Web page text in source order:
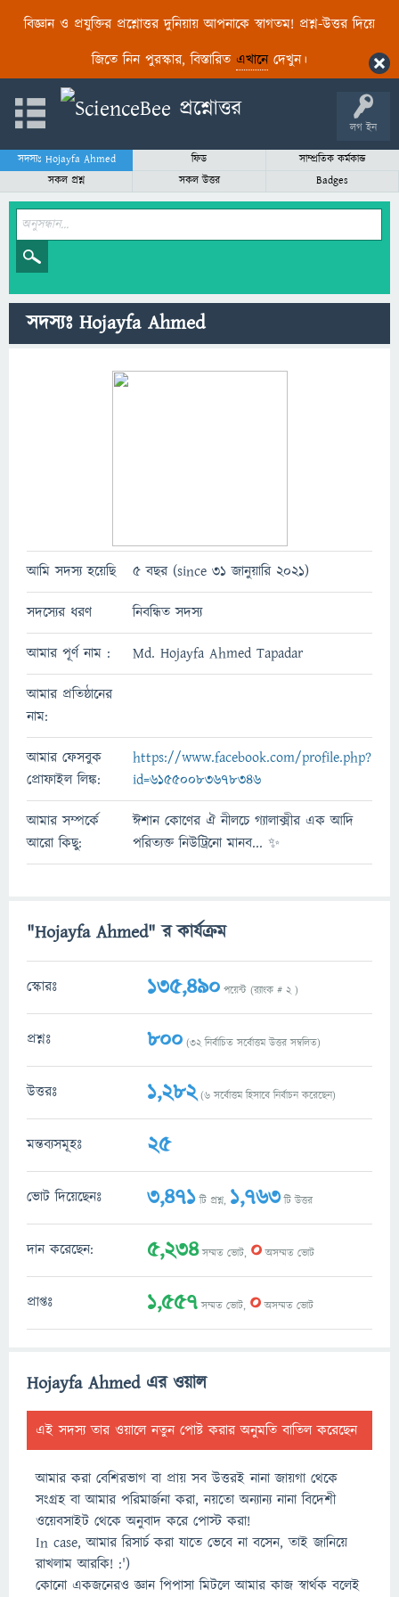
বিজ্ঞান ও প্রযুক্তির প্রশ্নোত্তর দুনিয়ায় আপনাকে স্বাগতম! প্রশ্ন-উত্তর দিয়ে
জিতে নিন পুরস্কার, বিস্তারিত এখানেদেখুন।
লগ ইন
সদস্যঃ Hojayfa Ahmed ফিড
সাম্প্রতিক কর্মকান্ড
সকল প্রশ্ন
সকল উত্তর Badges
সদস্যঃ Hojayfa Ahmed
আমি সদস্য হয়েছি 5 বছর (since 31 জানুয়ারি 2021)
সদস্যের ধরণ নিবন্ধিত সদস্য
আমার পূর্ণ নাম : Md. Hojayfa Ahmed Tapadar
আমার প্রতিষ্ঠানের
নাম:
আমার ফেসবুক
প্রোফাইল লিঙ্ক:
https://www.facebook.com/profile.php?
id=61550083678346
আমার সম্পর্কে
আরো কিছু:
ঈশান কোণের ঐ নীলচে গ্যালাক্সীর এক আদি
পরিত্যক্ত নিউট্রিনো মানব... ✨
"Hojayfa Ahmed" র কার্যক্রম
স্কোরঃ 135,490 পয়েন্ট (র‌্যাংক # 2)
প্রশ্নঃ 800 (32নির্বাচিত সর্বোত্তম উত্তর সম্বলিত)
উত্তরঃ 1,282(6সর্বোত্তম হিসাবে নির্বাচন করেছেন)
মন্তব্যসমূহঃ 25
ভোট দিয়েছেনঃ 3,471টি প্রশ্ন, 1,763টি উত্তর
দান করেছেন: 5,234সম্মত ভোট, 0অসম্মত ভোট
প্রাপ্তঃ 1,557সম্মত ভোট, 0অসম্মত ভোট
Hojayfa Ahmed এর ওয়াল
এই সদস্য তার ওয়ালে নতুন পোষ্ট করার অনুমতি বাতিল করেছেন
আমার করা বেশিরভাগ বা প্রায় সব উত্তরই নানা জায়গা থেকে
সংগ্রহ বা আমার পরিমার্জনা করা, নয়তো অন্যান্য নানা বিদেশী
ওয়েবসাইট থেকে অনুবাদ করে পোস্ট করা!
In case, আমার রিসার্চ করা যাতে ভেবে না বসেন, তাই জানিয়ে
রাখলাম আরকি! :')
কোনো একজনেরও জ্ঞান পিপাসা মিটলে আমার কাজ স্বার্থক বলেই